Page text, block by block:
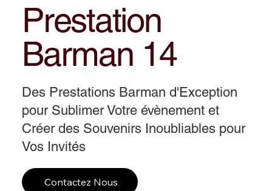
Prestation
Barman 14
Des Prestations Barman d'Exception
pour Sublimer Votre évènement et
Créer des Souvenirs Inoubliables pour
Vos Invités
Contactez Nous